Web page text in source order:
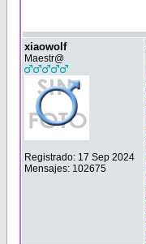
xiaowolf
Maestr@
Registrado: 17 Sep 2024
Mensajes: 102675